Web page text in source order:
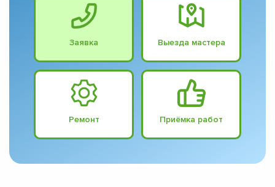
Заявка Выезда мастера
Ремонт Приёмка работ